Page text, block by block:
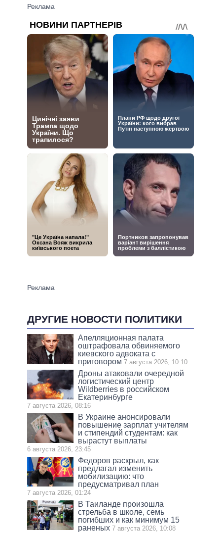
ДРУГИЕ НОВОСТИ ПОЛИТИКИ
Апелляционная палата
оштрафовала обвиняемого
киевского адвоката с
приговором 7 августа 2026, 10:10
Дроны атаковали очередной
логистический центр
Wildberries в российском
Екатеринбурге
7 августа 2026, 08:16
В Украине анонсировали
повышение зарплат учителям
и стипендий студентам: как
вырастут выплаты
6 августа 2026, 23:45
Федоров раскрыл, как
предлагал изменить
мобилизацию: что
предусматривал план
7 августа 2026, 01:24
В Таиланде произошла
стрельба в школе, семь
погибших и как минимум 15
раненых 7 августа 2026, 10:08